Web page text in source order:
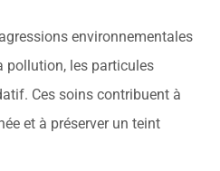
environnementales
pollution, les particules
Ces soins contribuent à
et à préserver un teint